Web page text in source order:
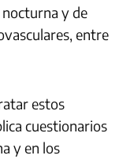
y de
entre
estos
cuestionarios
y en los